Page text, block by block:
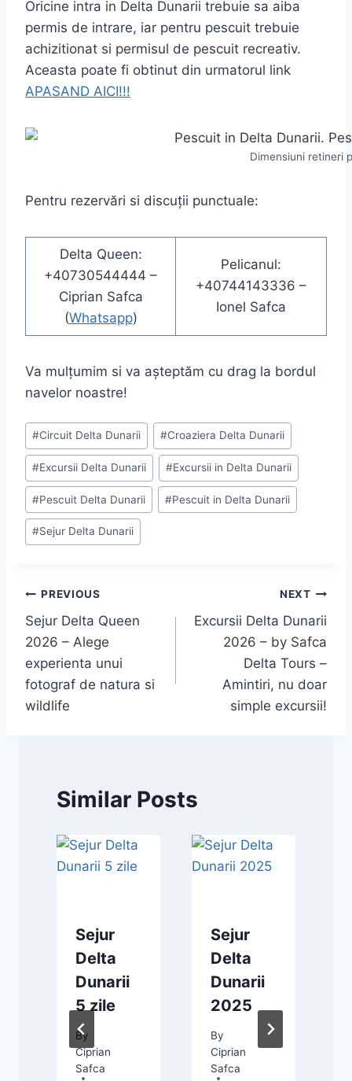
Oricine intra in Delta Dunarii trebuie sa aiba
permis de intrare, iar pentru pescuit trebuie
achizitionat si permisul de pescuit recreativ.
Aceasta poate fi obtinut din urmatorul link
APASAND AICI!!!
Dimensiuni retineri
Pentru rezervări si discuții punctuale:
Delta Queen:
+40730544444 –
Ciprian Safca
(Whatsapp)
Pelicanul:
+40744143336 –
Ionel Safca
Va mulțumim si va așteptăm cu drag la bordul
navelor noastre!
Post
Tags:
#Circuit Delta Dunarii #Croaziera Delta Dunarii
#Excursii Delta Dunarii #Excursii in Delta Dunarii
#Pescuit Delta Dunarii #Pescuit in Delta Dunarii
#Sejur Delta Dunarii
Navigare
în
articole
PREVIOUS
Sejur Delta Queen
2026 – Alege
experienta unui
fotograf de natura si
wildlife
NEXT
Excursii Delta Dunarii
2026 – by Safca
Delta Tours –
Amintiri, nu doar
simple excursii!
Similar Posts
Sejur
Delta
Dunarii
5 zile
By
Ciprian
Safca
Sejur
Delta
Dunarii
2025
By
Ciprian
Safca